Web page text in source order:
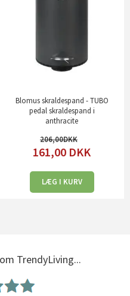
Blomus skraldespand - TUBO
pedal skraldespand i
anthracite
206,00
161,00 DKK
LÆG I KURV
TrendyLiving...